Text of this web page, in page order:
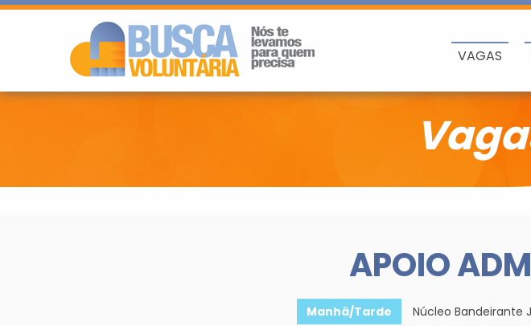
VAGAS
APOIO
Manhã/Tarde Núcleo Bandeirante